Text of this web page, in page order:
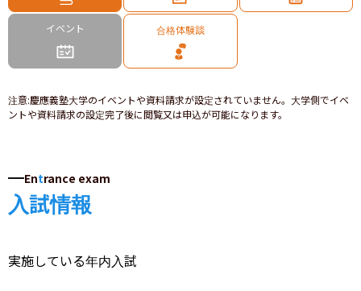
イベント 合格体験談
注意:慶應義塾大学のイベントや資料請求が設定されていません。大学側でイベ
ントや資料請求の設定完了後に閲覧又は申込が可能になります。
Entrance exam
入試情報
実施している年内入試